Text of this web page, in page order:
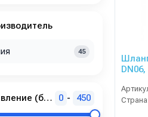
45
Рабочее давление (бар) 0 - 450